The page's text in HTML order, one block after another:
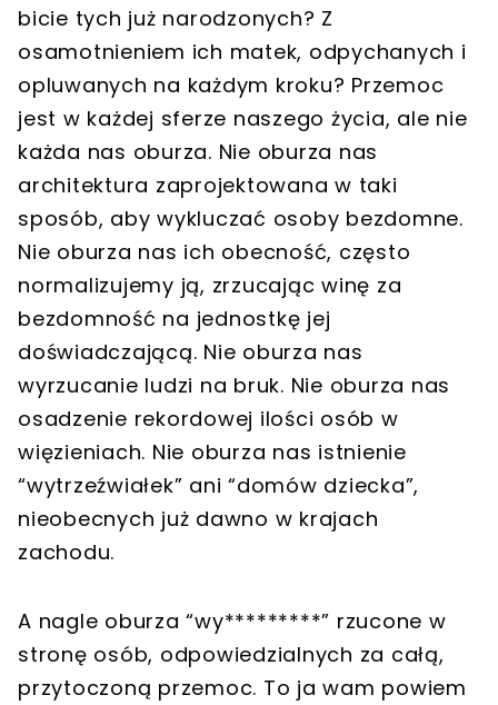
bicie tych już narodzonych? Z
osamotnieniem ich matek, odpychanych i
opluwanych na każdym kroku? Przemoc
jest w każdej sferze naszego życia, ale nie
każda nas oburza. Nie oburza nas
architektura zaprojektowana w taki
sposób, aby wykluczać osoby bezdomne.
Nie oburza nas ich obecność, często
normalizujemy ją, zrzucając winę za
bezdomność na jednostkę jej
doświadczającą. Nie oburza nas
wyrzucanie ludzi na bruk. Nie oburza nas
osadzenie rekordowej ilości osób w
więzieniach. Nie oburza nas istnienie
“wytrzeźwiałek” ani “domów dziecka”,
nieobecnych już dawno w krajach
zachodu.
A nagle oburza “wy*********” rzucone w
stronę osób, odpowiedzialnych za całą,
przytoczoną przemoc. To ja wam powiem